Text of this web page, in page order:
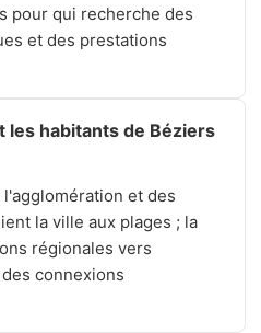
pour qui recherche des
et des prestations
les habitants de Béziers
et des
la ville aux plages ; la
régionales vers
connexions